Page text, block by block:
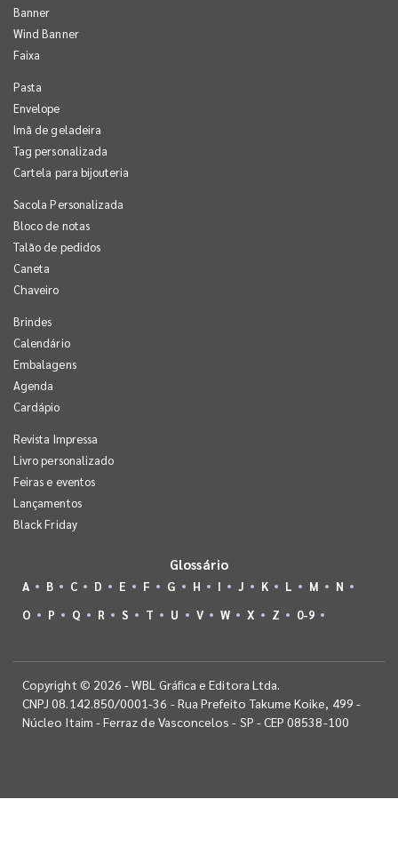
Banner
Wind Banner
Faixa
Pasta
Envelope
Imã de geladeira
Tag personalizada
Cartela para bijouteria
Sacola Personalizada
Bloco de notas
Talão de pedidos
Caneta
Chaveiro
Brindes
Calendário
Embalagens
Agenda
Cardápio
Revista Impressa
Livro personalizado
Feiras e eventos
Lançamentos
Black Friday
Glossário
A B C D E F G H I J K L M
N
O
P Q R S T U V W X Z 0-9
Copyright © 2026 - WBL Gráfica e Editora Ltda.
CNPJ 08.142.850/0001-36 - Rua Prefeito Takume Koike, 499 -
Núcleo Itaim - Ferraz de Vasconcelos - SP - CEP 08538-100